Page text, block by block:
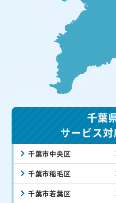
千葉
サービス
千葉市中央区
千葉市稲毛区
千葉市若葉区